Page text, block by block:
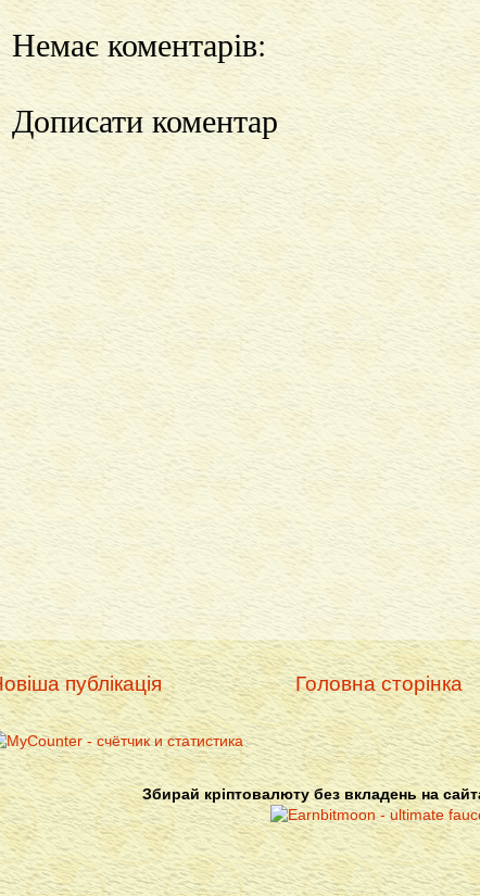
Немає коментарів:
Дописати коментар
публікація Головна сторінка
Збирай кріптовалюту без вкладень на